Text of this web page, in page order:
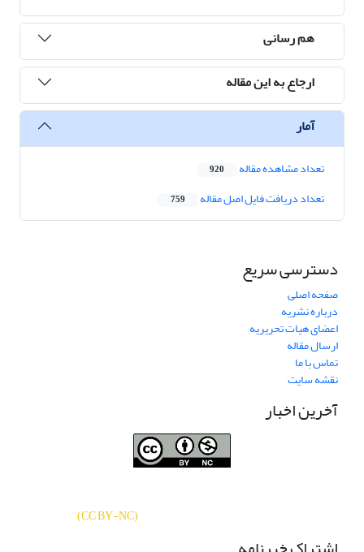
هم رسانی
ارجاع به این مقاله
آمار
تعداد مشاهده مقاله 920
تعداد دریافت فایل اصل مقاله 759
دسترسی سریع
صفحه اصلی
درباره نشریه
اعضای هیات تحریریه
ارسال مقاله
تماس با ما
نقشه سایت
آخرین اخبار
(
CC BY-NC
)